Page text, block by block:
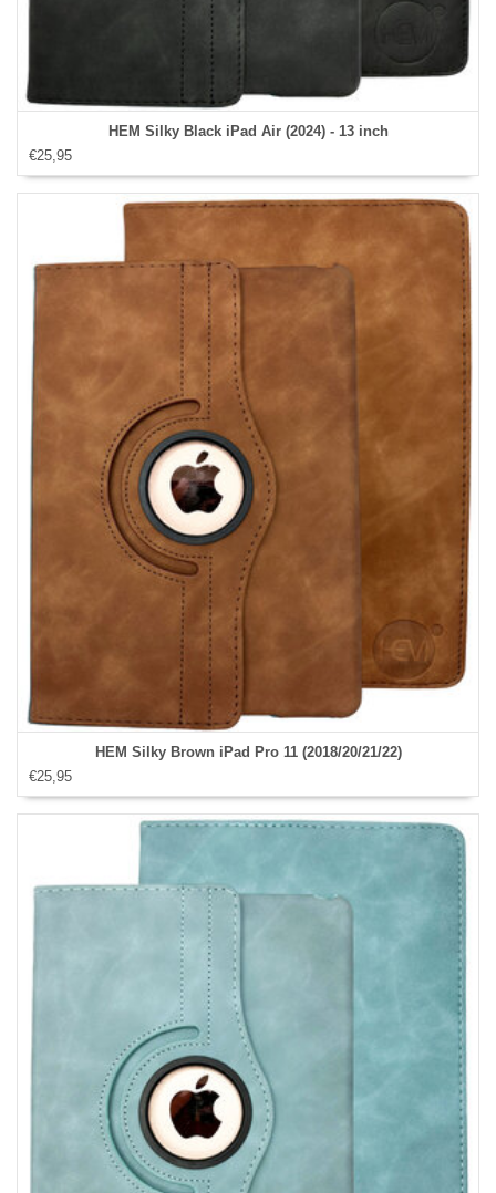
HEM Silky Black iPad Air (2024) - 13 inch
€25,95
HEM Silky Brown iPad Pro 11 (2018/20/21/22)
€25,95